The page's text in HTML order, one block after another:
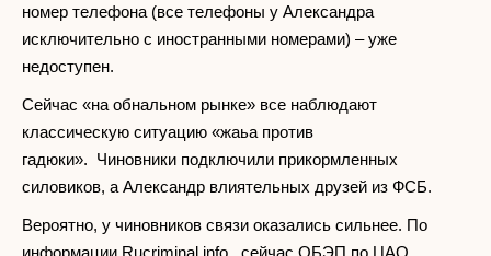
номер телефона (все телефоны у Александра
исключительно с иностранными номерами) – уже
недоступен.
Сейчас «на обнальном рынке» все наблюдают
классическую ситуацию «жаьа против
гадюки». Чиновники подключили прикормленных
силовиков, а Александр влиятельных друзей из ФСБ.
Вероятно, у чиновников связи оказались сильнее. По
информации Rucriminal.info , сейчас ОБЭП по ЦАО